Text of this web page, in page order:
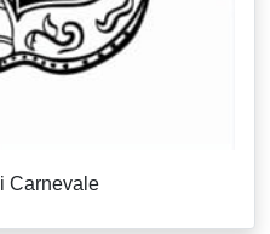
Carnevale